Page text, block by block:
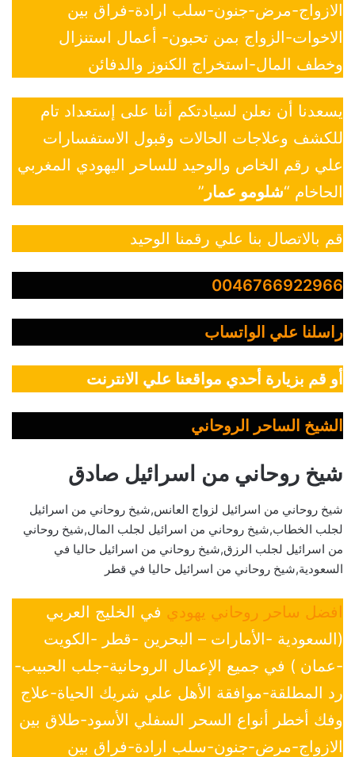
الازواج-مرض-جنون-سلب ارادة-فراق بين
الاخوات-الزواج بمن تحبون- أعمال استنزال
وخطف المال-استخراج الكنوز والدفائن
يسعدنا أن نعلن لسيادتكم أننا على إستعداد تام
للكشف وعلاجات الحالات وقبول الاستفسارات
علي رقم الخاص والوحيد للساحر اليهودي المغربي
الحاخام “شلومو عمار ”
قم بالاتصال بنا علي رقمنا الوحيد
0046766922966
راسلنا علي الواتساب
أو قم بزيارة أحدي مواقعنا علي الانترنت
الشيخ الساحر الروحاني
شيخ روحاني من اسرائيل صادق
شيخ روحاني من اسرائيل لزواج العانس,شيخ روحاني من اسرائيل
لجلب الخطاب,شيخ روحاني من اسرائيل لجلب المال,شيخ روحاني
من اسرائيل لجلب الرزق,شيخ روحاني من اسرائيل حاليا في
السعودية,شيخ روحاني من اسرائيل حاليا في قطر
افضل ساحر روحاني يهودي في الخليج العربي
(السعودية -الأمارات – البحرين -قطر -الكويت
-عمان ) في جميع الإعمال الروحانية-جلب الحبيب-
رد المطلقة-موافقة الأهل علي شريك الحياة-علاج
وفك أخطر أنواع السحر السفلي الأسود-طلاق بين
الازواج-مرض-جنون-سلب ارادة-فراق بين